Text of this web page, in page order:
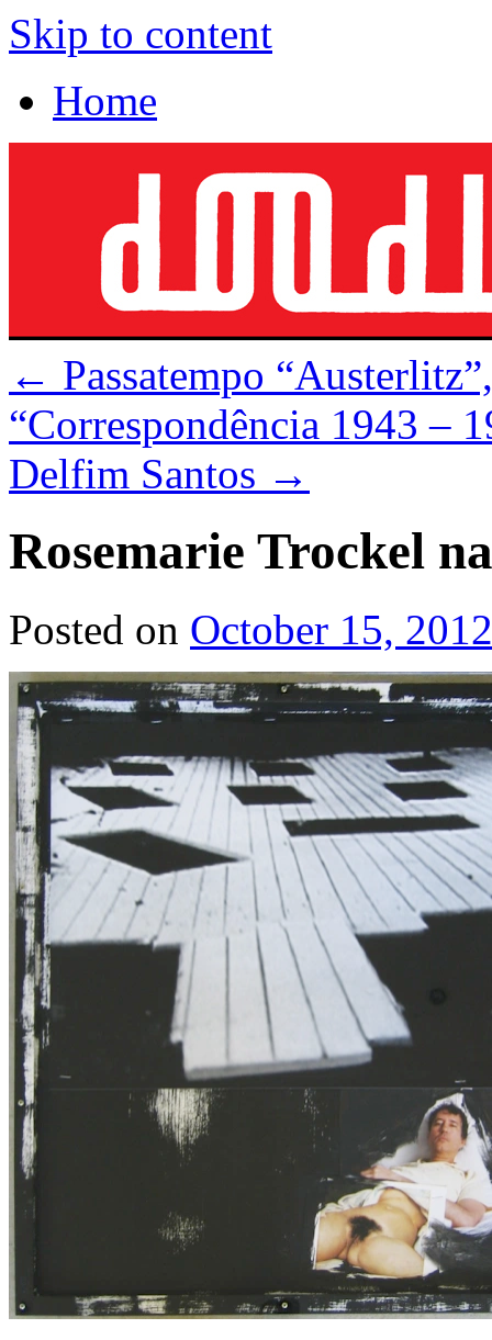
Skip to content
Home
← Passatempo
“Correspondência 1943 –
Delfim Santos →
Rosemarie Trockel
Posted on October 15, 2012